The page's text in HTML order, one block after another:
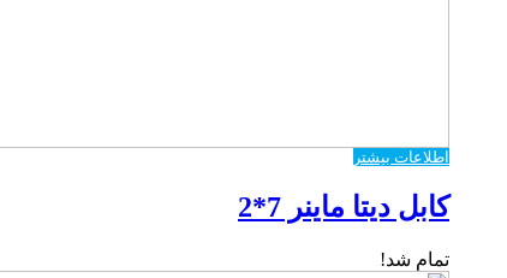
اطلاعات بیشتر
کابل دیتا ماینر 7*2
تمام شد!